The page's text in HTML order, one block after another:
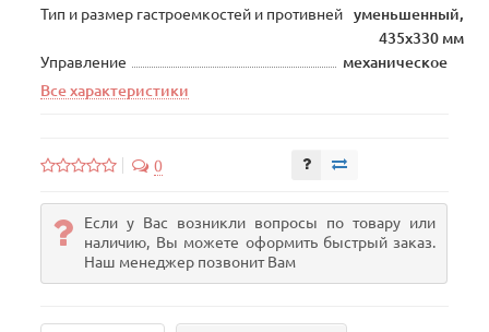
Тип и размер гастроемкостей и противней
уменьшенный,
435x330 мм
Управление
механическое
Все характеристики
0
Если у Вас возникли вопросы по товару или
наличию, Вы можете оформить быстрый заказ.
Наш менеджер позвонит Вам